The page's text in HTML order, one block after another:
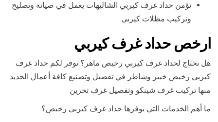
نؤمن حداد غرف كيربي الشاليهات يعمل في صيانة وتصليح
وتركيب مظلات كيربي
ارخص حداد غرف كيربي
هل تحتاج لحداد غرف كيربي رخيص ماهر؟ نوفر لكم حداد غرف
كيربي رخيص خبير وشاطر في تفصيل وتصنيع كافة أعمال الحديد
منها تركيب غرف شينكو وتفصيل غرف تخزين
ما أهم الخدمات التي يوفرها حداد غرف كيربي رخيص؟